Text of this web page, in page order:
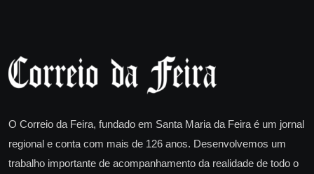
O Correio da Feira, fundado em Santa Maria da Feira é um jornal
regional e conta com mais de 126 anos. Desenvolvemos um
trabalho importante de acompanhamento da realidade de todo o